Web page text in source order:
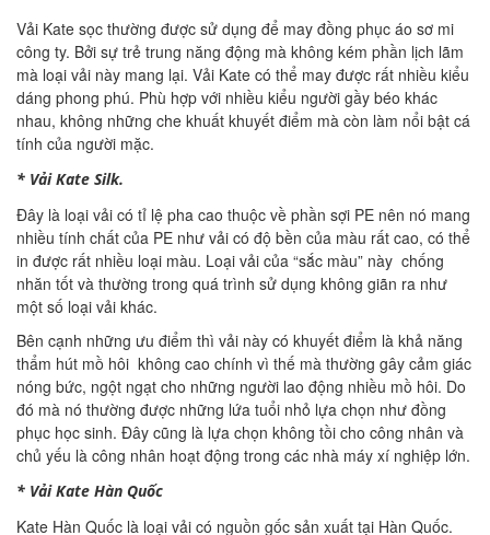
Vải Kate sọc thường được sử dụng để may đồng phục áo sơ mi
công ty. Bởi sự trẻ trung năng động mà không kém phần lịch lãm
mà loại vải này mang lại. Vải Kate có thể may được rất nhiều kiểu
dáng phong phú. Phù hợp với nhiều kiểu người gầy béo khác
nhau, không những che khuất khuyết điểm mà còn làm nổi bật cá
tính của người mặc.
* Vải Kate Silk.
Đây là loại vải có tỉ lệ pha cao thuộc về phần sợi PE nên nó mang
nhiều tính chất của PE như vải có độ bền của màu rất cao, có thể
in được rất nhiều loại màu. Loại vải của “sắc màu” này chống
nhăn tốt và thường trong quá trình sử dụng không giãn ra như
một số loại vải khác.
Bên cạnh những ưu điểm thì vải này có khuyết điểm là khả năng
thẩm hút mồ hôi không cao chính vì thế mà thường gây cảm giác
nóng bức, ngột ngạt cho những người lao động nhiều mồ hôi. Do
đó mà nó thường được những lứa tuổi nhỏ lựa chọn như đồng
phục học sinh. Đây cũng là lựa chọn không tồi cho công nhân và
chủ yếu là công nhân hoạt động trong các nhà máy xí nghiệp lớn.
* Vải Kate Hàn Quốc
Kate Hàn Quốc là loại vải có nguồn gốc sản xuất tại Hàn Quốc.